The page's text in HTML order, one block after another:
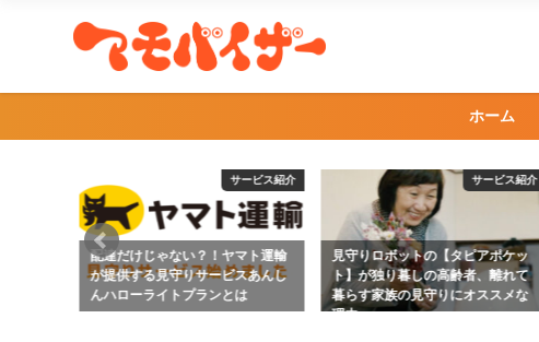
ホーム
サービス紹介
配達だけじゃない？！ヤマト運輸
が提供する見守りサービスあんし
んハローライトプランとは
サービス紹介
見守りロボットの【タピアポケッ
ト】が独り暮しの高齢者、離れて
暮らす家族の見守りにオススメな
理由